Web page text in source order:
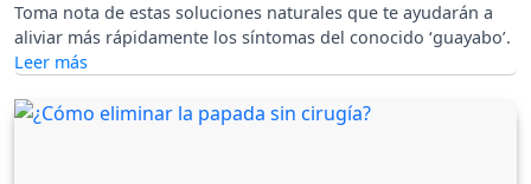
Toma nota de estas soluciones naturales que te ayudarán a
aliviar más rápidamente los síntomas del conocido ‘guayabo’.